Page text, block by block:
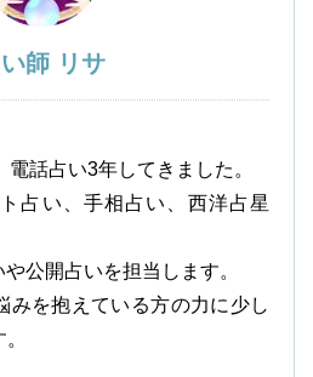
師 リサ
話占い3年してきました。
占い、手相占い、西洋占星
公開占いを担当します。
みを抱えている方の力に少し